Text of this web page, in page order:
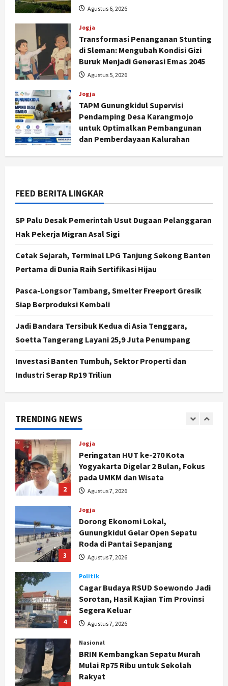
Agustus 6, 2026
Jogja
Transformasi Penanganan Stunting
di Sleman: Mengubah Kondisi Gizi
Buruk Menjadi Generasi Emas 2045
Agustus 5, 2026
Jogja
TAPM Gunungkidul Supervisi
Pendamping Desa Karangmojo
untuk Optimalkan Pembangunan
dan Pemberdayaan Kalurahan
FEED BERITA LINGKAR
SP Palu Desak Pemerintah Usut Dugaan Pelanggaran
Hak Pekerja Migran Asal Sigi
Cetak Sejarah, Terminal LPG Tanjung Sekong Banten
Pertama di Dunia Raih Sertifikasi Hijau
Pasca-Longsor Tambang, Smelter Freeport Gresik
Siap Berproduksi Kembali
Jadi Bandara Tersibuk Kedua di Asia Tenggara,
Soetta Tangerang Layani 25,9 Juta Penumpang
Investasi Banten Tumbuh, Sektor Properti dan
Industri Serap Rp19 Triliun
TRENDING NEWS
Peringatan HUT ke-270 Kota
Yogyakarta Digelar 2 Bulan, Fokus
pada UMKM dan Wisata
Agustus 7, 2026
Dorong Ekonomi Lokal,
Gunungkidul Gelar Open Sepatu
Roda di Pantai Sepanjang
4
Politik
Cagar Budaya RSUD Soewondo Jadi
Segera Keluar
Agustus 7, 2026
5
Nasional
BRIN Kembangkan Sepatu Murah
Mulai Rp75 Ribu untuk Sekolah
Rakyat
Agustus 7, 2026
Politik
Hari Jadi Pati ke-703 Jadi
Momentum Kemajuan, Ini Pesan Ali
pada UMKM dan Wisata
Jogja
Dorong Ekonomi Lokal,
Gunungkidul Gelar Open Sepatu
Roda di Pantai Sepanjang
Politik
Cagar Budaya RSUD Soewondo Jadi
Sorotan, Hasil Kajian Tim Provinsi
Segera Keluar
Nasional
BRIN Kembangkan Sepatu Murah
Mulai Rp75 Ribu untuk Sekolah
Rakyat
Politik
Hari Jadi Pati ke-703 Jadi
Momentum Kemajuan, Ini Pesan Ali